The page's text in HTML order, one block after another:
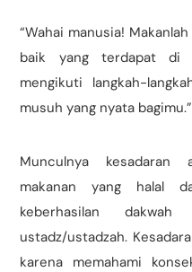
“Wahai manusia!
baik yang terdapat di
mengikuti langkah-
musuh yang nyata bagimu.”
Munculnya kesadaran
makanan yang halal
keberhasilan
ustadz/ustadzah.
karena memahami